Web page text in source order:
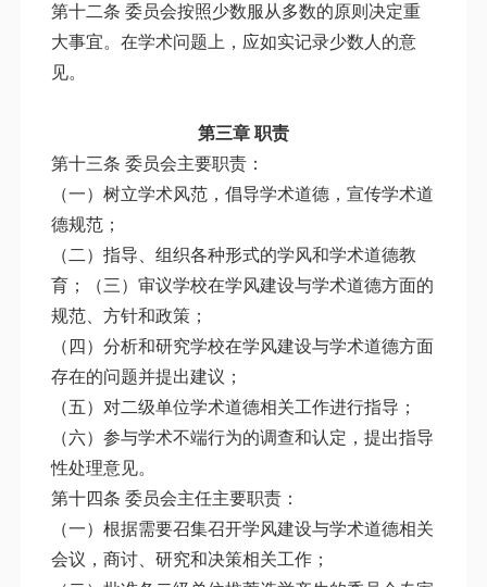
第十二条 委员会按照少数服从多数的原则决定重
大事宜。在学术问题上，应如实记录少数人的意
见。
第三章 职责
第十三条 委员会主要职责：
（一）树立学术风范，倡导学术道德，宣传学术道
德规范；
（二）指导、组织各种形式的学风和学术道德教
育；（三）审议学校在学风建设与学术道德方面的
规范、方针和政策；
（四）分析和研究学校在学风建设与学术道德方面
存在的问题并提出建议；
（五）对二级单位学术道德相关工作进行指导；
（六）参与学术不端行为的调查和认定，提出指导
性处理意见。
第十四条 委员会主任主要职责：
（一）根据需要召集召开学风建设与学术道德相关
会议，商讨、研究和决策相关工作；